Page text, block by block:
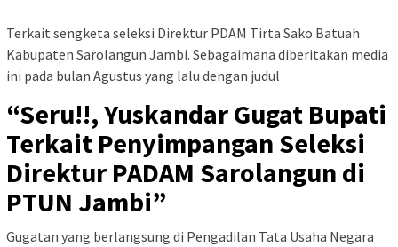
Terkait sengketa seleksi Direktur PDAM Tirta Sako Batuah
Kabupaten Sarolangun Jambi. Sebagaimana diberitakan media
ini pada bulan Agustus yang lalu dengan judul
“Seru!!, Yuskandar Gugat Bupati
Terkait Penyimpangan Seleksi
Direktur PADAM Sarolangun di
PTUN Jambi”
Gugatan yang berlangsung di Pengadilan Tata Usaha Negara